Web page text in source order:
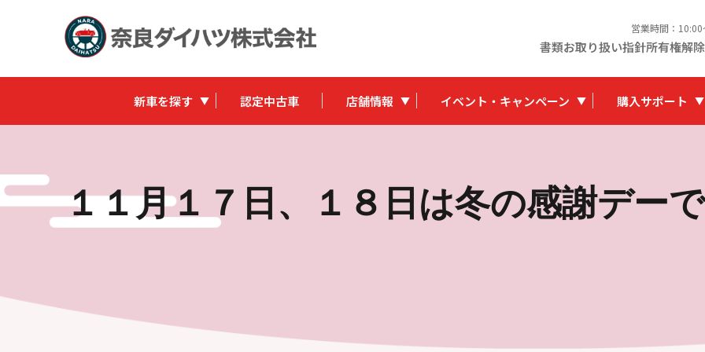
営業時間：
書類お取り扱い指針所有権解除
新車を探す 認定中古車 店舗情報 イベント・キャンペーン 購入サポート
１１月１７日、１８日は冬の感謝デー